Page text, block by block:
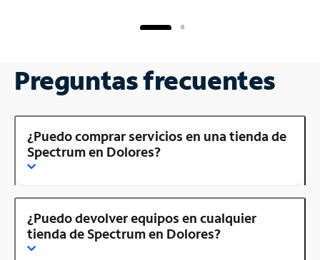
Preguntas frecuentes
¿Puedo comprar servicios en una tienda de
Spectrum en Dolores?
¿Puedo devolver equipos en cualquier
tienda de Spectrum en Dolores?